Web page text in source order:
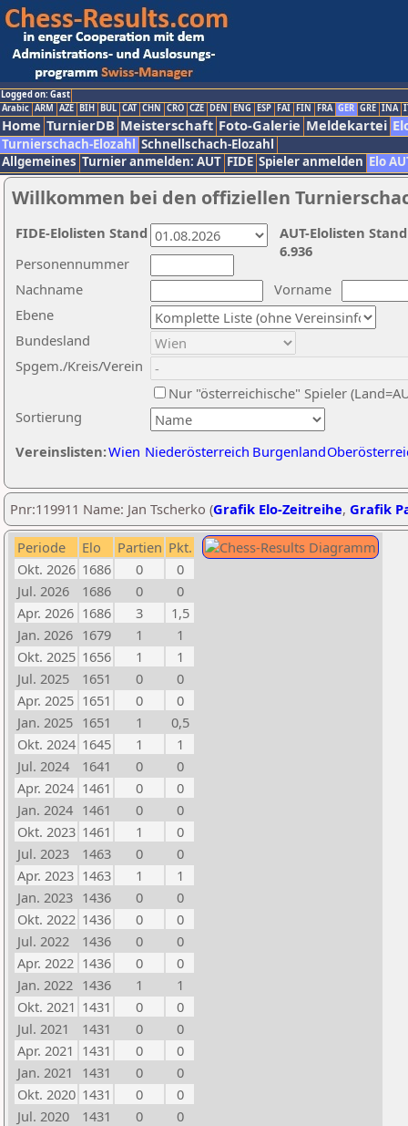
Logged on: Gast
Arabic ARM AZE BIH BUL CAT CHN CRO CZE DEN ENG ESP FAI FIN FRA GER GRE INA
Home TurnierDB Meisterschaft Foto-Galerie Meldekartei
Turnierschach-Elozahl Schnellschach-Elozahl
Allgemeines Turnier anmelden: AUT FIDE Spieler anmelden Elo
Willkommen bei den offiziellen
Nachname
Vorname
Ebene
Sortierung
Personennummer
Bundesland
Spgem./Kreis/Verein
Nur "österreichische" Spieler
Vereinslisten:Wien Niederösterreich Burgenland
AUT-Elolisten
6.936
FIDE-Elolisten Stand
Pnr:119911 Name: Jan Tscherko (Grafik Elo-Zeitreihe, Grafik
Periode Elo Partien Pkt.
Okt. 2026 1686 0
0
Jul. 2026
1686 0
0
Apr. 2026 1686 3
1,5
Jan. 2026 1679 1
1
Okt. 2025 1656 1
1
Jul. 2025
1651 0
0
Apr. 2025 1651 0
0
Jan. 2025 1651 1
0,5
Okt. 2024 1645 1
1
Jul. 2024
1641 0
0
Apr. 2024 1461 0
0
Jan. 2024 1461 0
0
Okt. 2023 1461 1
0
Jul. 2023
1463 0
0
Apr. 2023 1463 1
1
Jan. 2023 1436 0
0
Okt. 2022 1436 0
0
Jul. 2022
1436 0
0
Apr. 2022 1436 0
0
Jan. 2022 1436 1
1
Okt. 2021 1431 0
0
Jul. 2021
1431 0
0
Apr. 2021 1431 0
0
Jan. 2021
1431 0
0
Okt. 2020 1431 0
0
Jul. 2020
1431 0
0